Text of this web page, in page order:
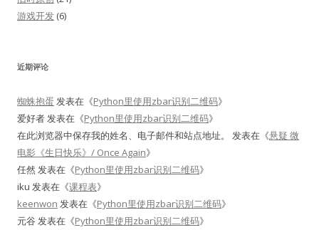
游戏开发 (6)
近期评论
蜘蛛抱蛋 发表在《Python里使用zbar识别二维码》
爱好者发表在《Python里使用zbar识别二维码》
在此浏览器中保存我的姓名、电子邮件和站点地址。
发表在《悬疑 微
电影《生日快乐》/ Once Again》
任然 发表在《Python里使用zbar识别二维码》
iku 发表在《课程表》
keenwon 发表在《Python里使用zbar识别二维码》
元谷发表在《Python里使用zbar识别二维码》